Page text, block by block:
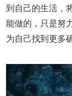
到自己的生活，
能做的，只是努
为自己找到更多